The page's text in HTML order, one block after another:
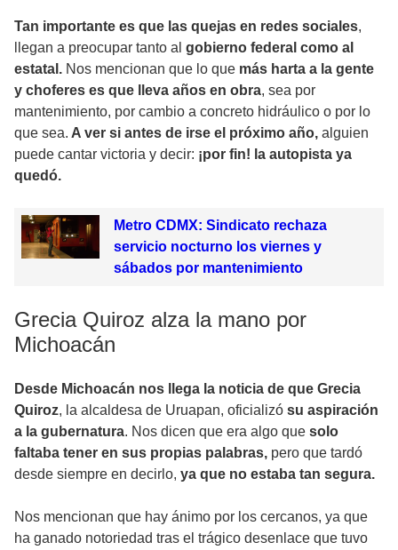
Tan importante es que las quejas en redes sociales,
llegan a preocupar tanto al gobierno federal como al
estatal. Nos mencionan que lo que más harta a la gente
y choferes es que lleva años en obra, sea por
mantenimiento, por cambio a concreto hidráulico o por lo
que sea. A ver si antes de irse el próximo año, alguien
puede cantar victoria y decir: ¡por fin! la autopista ya
quedó.
Metro CDMX: Sindicato rechaza
servicio nocturno los viernes y
sábados por mantenimiento
Grecia Quiroz alza la mano por
Michoacán
Desde Michoacán nos llega la noticia de que Grecia
Quiroz, la alcaldesa de Uruapan, oficializó su aspiración
a la gubernatura. Nos dicen que era algo que solo
faltaba tener en sus propias palabras, pero que tardó
desde siempre en decirlo, ya que no estaba tan segura.
Nos mencionan que hay ánimo por los cercanos, ya que
ha ganado notoriedad tras el trágico desenlace que tuvo